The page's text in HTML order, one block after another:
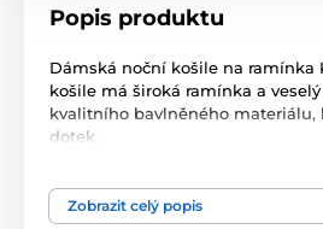
Popis produktu
Dámská noční košile na ramínka
košile má široká ramínka a
kvalitního bavlněného materiálu,
dotek.
Materiál: 70% bavlna 30%
Zobrazit celý popis